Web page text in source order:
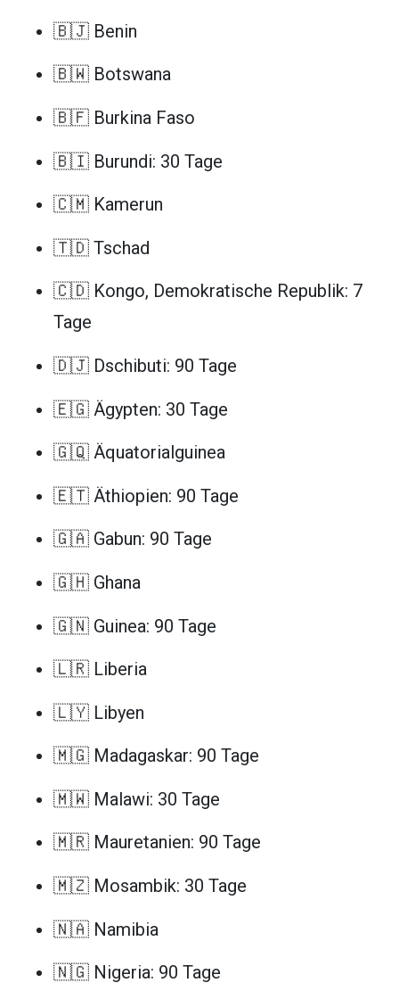
🇧🇯 Benin
🇧🇼 Botswana
🇧🇫 Burkina Faso
🇧🇮 Burundi: 30 Tage
🇨🇲 Kamerun
🇹🇩 Tschad
🇨🇩 Kongo, Demokratische Republik: 7
Tage
🇩🇯 Dschibuti: 90 Tage
🇪🇬 Ägypten: 30 Tage
🇬🇶 Äquatorialguinea
🇪🇹 Äthiopien: 90 Tage
🇬🇦 Gabun: 90 Tage
🇬🇭 Ghana
🇬🇳 Guinea: 90 Tage
🇱🇷 Liberia
🇱🇾 Libyen
🇲🇬 Madagaskar: 90 Tage
🇲🇼 Malawi: 30 Tage
🇲🇷 Mauretanien: 90 Tage
🇲🇿 Mosambik: 30 Tage
🇳🇦 Namibia
🇳🇬 Nigeria: 90 Tage